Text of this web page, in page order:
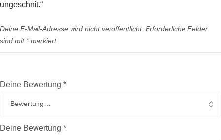
ungeschnit.“
Deine E-Mail-Adresse wird nicht veröffentlicht. Erforderliche Felder
sind mit *markiert
Deine Bewertung *
Deine Bewertung *